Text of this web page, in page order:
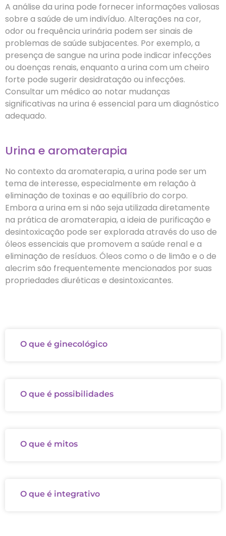
A análise da urina pode fornecer informações valiosas
sobre a saúde de um indivíduo. Alterações na cor,
odor ou frequência urinária podem ser sinais de
problemas de saúde subjacentes. Por exemplo, a
presença de sangue na urina pode indicar infecções
ou doenças renais, enquanto a urina com um cheiro
forte pode sugerir desidratação ou infecções.
Consultar um médico ao notar mudanças
significativas na urina é essencial para um diagnóstico
adequado.
Urina e aromaterapia
No contexto da aromaterapia, a urina pode ser um
tema de interesse, especialmente em relação à
eliminação de toxinas e ao equilíbrio do corpo.
Embora a urina em si não seja utilizada diretamente
na prática de aromaterapia, a ideia de purificação e
desintoxicação pode ser explorada através do uso de
óleos essenciais que promovem a saúde renal e a
eliminação de resíduos. Óleos como o de limão e o de
alecrim são frequentemente mencionados por suas
propriedades diuréticas e desintoxicantes.
O que é ginecológico
O que é possibilidades
O que é mitos
O que é integrativo